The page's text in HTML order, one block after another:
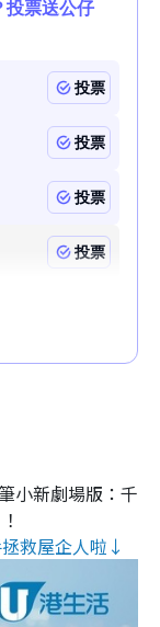
小新劇場版：千
救屋企人啦↓